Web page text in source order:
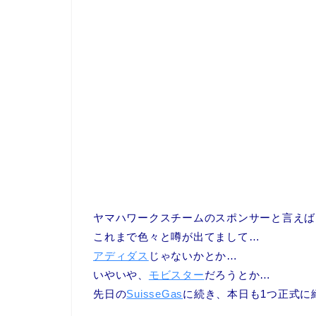
ヤマハワークスチームのスポンサーと言え
これまで色々と噂が出てまして…
アディダス じゃないかとか…
いやいや、 モビスターだろうとか…
先日のSuisseGasに続き、本日も1つ正式に